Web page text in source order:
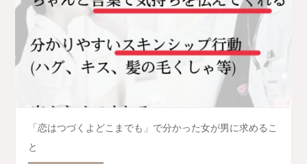
「恋はつづくよどこまでも」で分かった女が男に求めるこ
と